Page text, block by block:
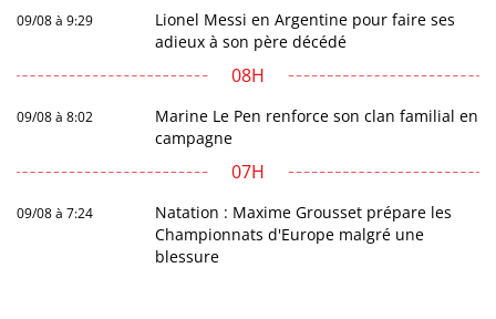
09/08 à 9:29
Lionel Messi en Argentine pour faire ses
adieux à son père décédé
08H
09/08 à 8:02
Marine Le Pen renforce son clan familial en
campagne
07H
09/08 à 7:24
Natation : Maxime Grousset prépare les
Championnats d'Europe malgré une
blessure